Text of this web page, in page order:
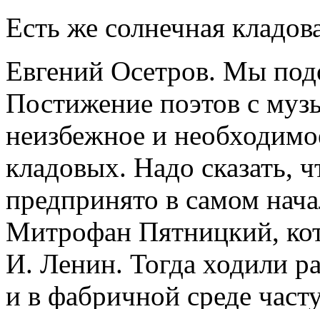
Есть же солнечная
Евгений Осетров. Мы
Постижение поэтов с
неизбежное и
кладовых. Надо сказать,
предпринято в самом
Митрофан Пятницкий,
И. Ленин. Тогда ходили
и в фабричной среде